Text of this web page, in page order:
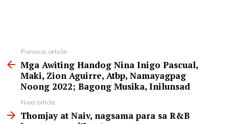
more
Previous article
Mga Awiting Handog Nina Inigo Pascual,
Maki, Zion Aguirre, Atbp, Namayagpag
Noong 2022; Bagong Musika, Inilunsad
Next article
Thomjay at Naiv, nagsama para sa R&B